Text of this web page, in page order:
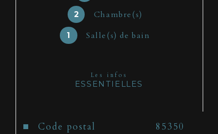
2 Chambre(s)
1 Salle(s) de bain
Les infos
ESSENTIELLES
Caractéristiques Valeurs
Code postal 85350